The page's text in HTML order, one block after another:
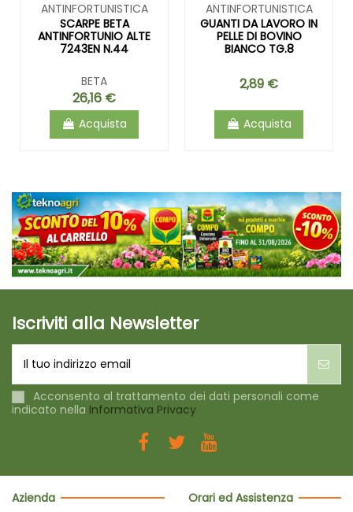
ANTINFORTUNISTICA
SCARPE BETA
ANTINFORTUNIO ALTE
7243EN N.44
BETA
26,16 €
Acquista
ANTINFORTUNISTICA
GUANTI DA LAVORO IN
PELLE DI BOVINO
BIANCO TG.8
2,89 €
Acquista
Iscriviti alla Newsletter
Acconsento al trattamento dei dati personali come
indicato nella Informativa Privacy
Azienda
Orari ed Assistenza